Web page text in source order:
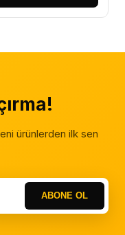
ürünlerden ilk sen
ABONE OL